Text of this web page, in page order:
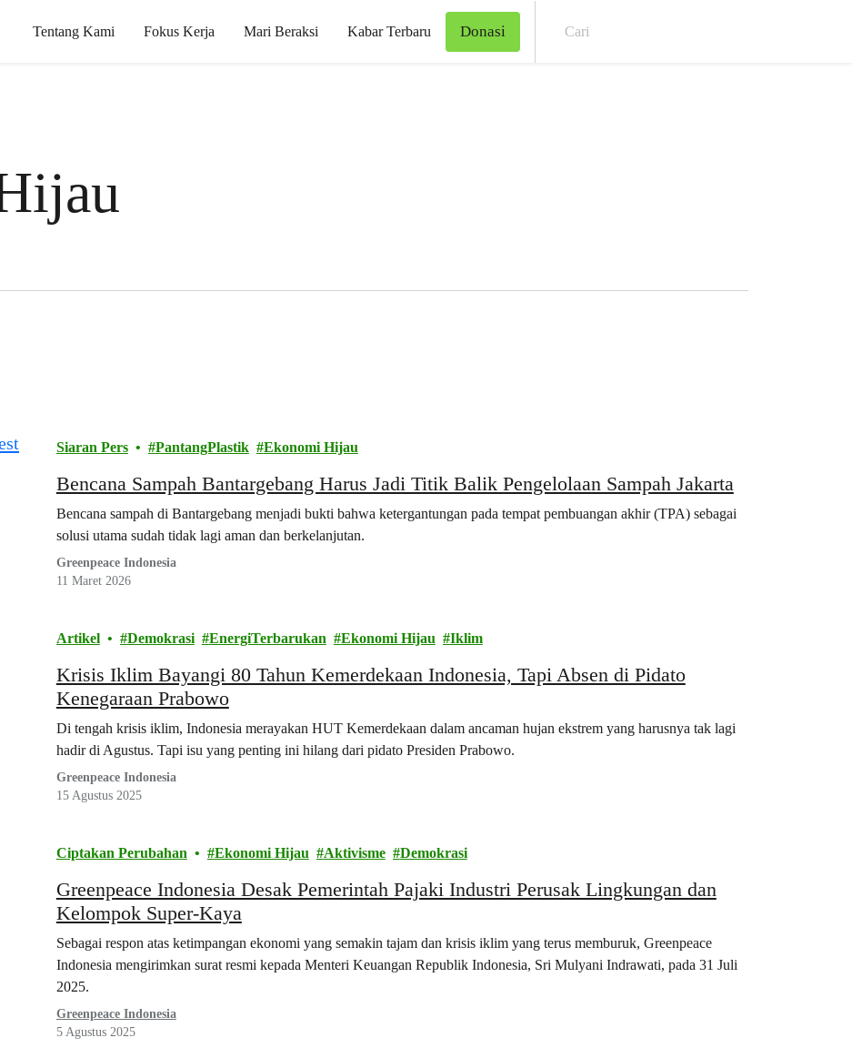
Tentang Kami Fokus Kerja Mari Beraksi Kabar Terbaru Donasi
Siaran Pers PantangPlastik Ekonomi Hijau
Bencana Sampah Bantargebang Harus Jadi Titik Balik Pengelolaan Sampah Jakarta
Bencana sampah di Bantargebang menjadi bukti bahwa ketergantungan pada tempat pembuangan akhir (TPA) sebagai
solusi utama sudah tidak lagi aman dan berkelanjutan.
Greenpeace Indonesia
11 Maret 2026
Artikel Demokrasi EnergiTerbarukan Ekonomi Hijau Iklim
Krisis Iklim Bayangi 80 Tahun Kemerdekaan Indonesia, Tapi Absen di Pidato
Kenegaraan Prabowo
Di tengah krisis iklim, Indonesia merayakan HUT Kemerdekaan dalam ancaman hujan ekstrem yang harusnya tak lagi
hadir di Agustus. Tapi isu yang penting ini hilang dari pidato Presiden Prabowo.
Greenpeace Indonesia
15 Agustus 2025
Ciptakan Perubahan Ekonomi Hijau Aktivisme Demokrasi
Greenpeace Indonesia Desak Pemerintah Pajaki Industri Perusak Lingkungan dan
Kelompok Super-Kaya
Sebagai respon atas ketimpangan ekonomi yang semakin tajam dan krisis iklim yang terus memburuk, Greenpeace
Indonesia mengirimkan surat resmi kepada Menteri Keuangan Republik Indonesia, Sri Mulyani Indrawati, pada 31 Juli
2025.
Greenpeace Indonesia
5 Agustus 2025